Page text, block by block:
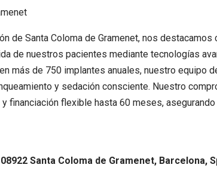
de Santa Coloma de Gramenet, nos
de nuestros pacientes mediante tecnologías
más de 750 implantes anuales, nuestro
y sedación consciente. Nuestro
financiación flexible hasta 60 meses,
Santa Coloma de Gramenet, Barcelona,